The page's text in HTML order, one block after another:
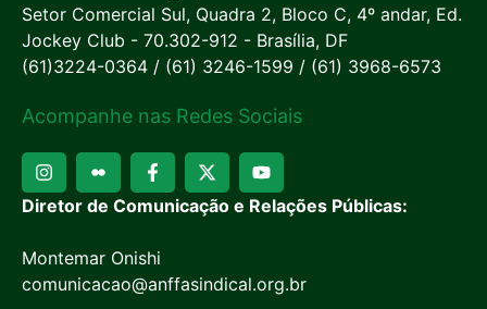
Setor Comercial Sul, Quadra 2, Bloco C, 4º andar, Ed.
Jockey Club - 70.302-912 - Brasília, DF
(61)3224-0364 / (61) 3246-1599 / (61) 3968-6573
Acompanhe nas Redes Sociais
Diretor de Comunicação e Relações Públicas:
Montemar Onishi
comunicacao@anffasindical.org.br